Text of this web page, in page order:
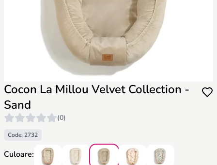
Cocon La Millou Velvet Collection -
Sand
(0)
Code: 2732
Culoare: